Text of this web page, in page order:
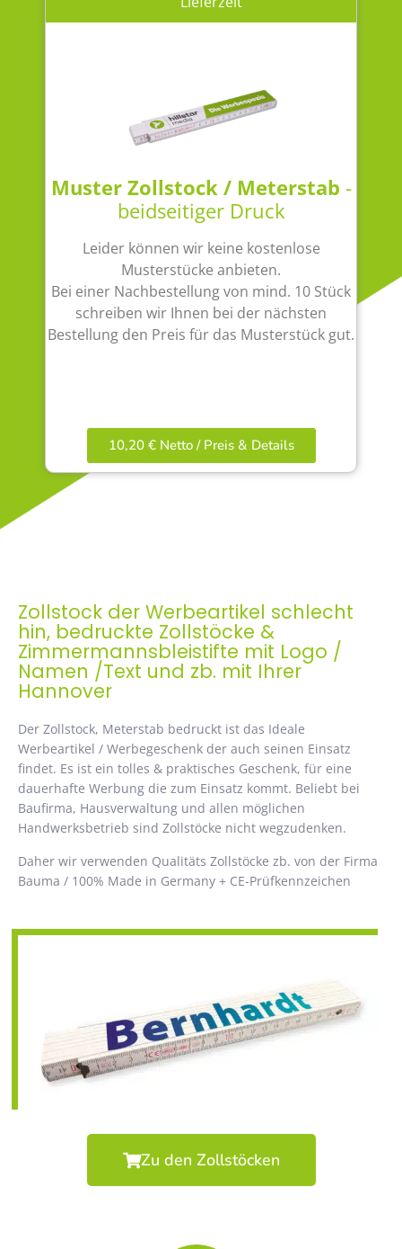
Muster Zollstock / Meterstab -
beidseitiger Druck
Leider können wir keine kostenlose
Musterstücke anbieten.
Bei einer Nachbestellung von mind. 10 Stück
schreiben wir Ihnen bei der nächsten
Bestellung den Preis für das Musterstück gut.
10,20 € Netto / Preis & Details
Zollstock der Werbeartikel schlecht
hin, bedruckte Zollstöcke &
Zimmermannsbleistifte mit Logo /
Namen /Text und zb. mit Ihrer
Hannover
Der Zollstock, Meterstab bedruckt ist das Ideale
Werbeartikel / Werbegeschenk der auch seinen Einsatz
findet. Es ist ein tolles & praktisches Geschenk, für eine
dauerhafte Werbung die zum Einsatz kommt. Beliebt bei
Baufirma, Hausverwaltung und allen möglichen
Handwerksbetrieb sind Zollstöcke nicht wegzudenken.
Daher wir verwenden Qualitäts Zollstöcke zb. von der Firma
Bauma / 100% Made in Germany + CE-Prüfkennzeichen
Zu den Zollstöcken